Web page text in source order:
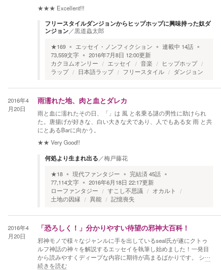
★★★ Excellent!!!
フリースタイルダンジョンからヒップホップに興味持った奴ダ
ンジョン／黒道蟲太郎
★169 エッセイ・ノンフィクション 連載中 14話
73,559文字 2016年7月8日 12:00更新
カクヨムオンリー
エッセイ 音楽
ヒップホップ
ラップ
日本語ラップ フリースタイル ダンジョン
2016年4
月20日
雨濡れた地、肉と血とダレカ
雨と血に濡れたその日、「」は 風 と名乗る謎の男性に助けられ
た。唐揚げが好きな、白い大きな犬であり、人でもある女 雨 と共
にとあるBarに向かう。
★★ Very Good!!
何処より生まれ出る ／梅戸藤花
★18 現代ファンタジー 完結済45話
77,114文字 2016年6月18日 22:17更新
ローファンタジー
すこし不思議
オカルト
土地の因縁
異能 記憶喪失
2016年4
月20日
「恐ろしく！」分かりやすい待望の邪神大百科！
邪神モノで様々なジャンルに手を出しているseal氏が遂にクトゥ
ルフ神話の神々を解説するエッセイを執筆し始めました！一発目
から読みやすくディープな内容に期待が高まるばかりです。 シ…
続きを読む